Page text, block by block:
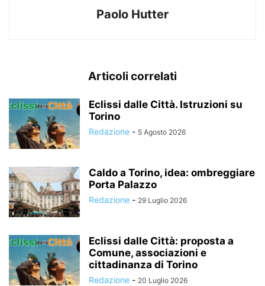
Paolo Hutter
Articoli correlati
Eclissi dalle Città. Istruzioni su
Torino
Redazione - 5 Agosto 2026
Caldo a Torino, idea: ombreggiare
Porta Palazzo
Redazione - 29 Luglio 2026
Eclissi dalle Città: proposta a
Comune, associazioni e
cittadinanza di Torino
Redazione - 20 Luglio 2026